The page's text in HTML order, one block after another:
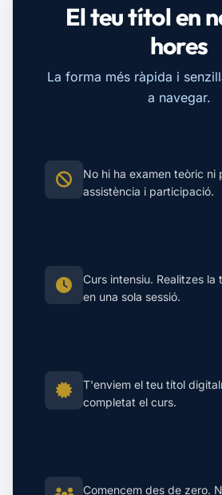
El teu títol en
hores
La forma més ràpida i
a navegar.
No hi ha examen teòric ni
assistència i participació.
Curs intensiu. Realitzes la
en una sola sessió.
T'enviem el teu títol
completat el curs.
Comencem des de zero.